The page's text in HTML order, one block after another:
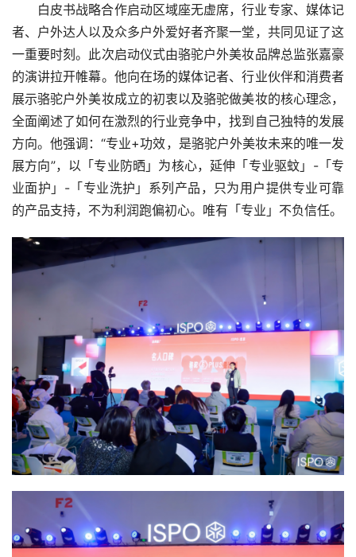
白皮书战略合作启动区域座无虚席，行业专家、媒体记
者、户外达人以及众多户外爱好者齐聚一堂，共同见证了这
一重要时刻。此次启动仪式由骆驼户外美妆品牌总监张嘉豪
的演讲拉开帷幕。他向在场的媒体记者、行业伙伴和消费者
展示骆驼户外美妆成立的初衷以及骆驼做美妆的核心理念，
全面阐述了如何在激烈的行业竞争中，找到自己独特的发展
方向。他强调：“专业+功效，是骆驼户外美妆未来的唯一发
展方向”，以「专业防晒」为核心，延伸「专业驱蚊」-「专
业面护」-「专业洗护」系列产品，只为用户提供专业可靠
的产品支持，不为利润跑偏初心。唯有「专业」不负信任。